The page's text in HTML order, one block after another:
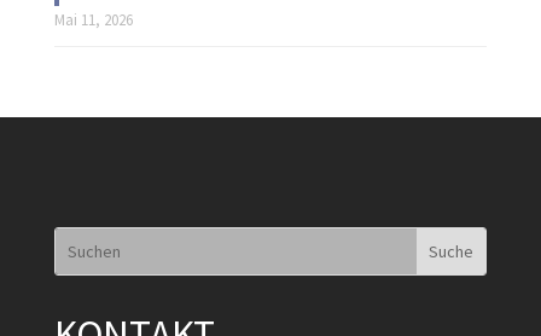
Mai 11, 2026